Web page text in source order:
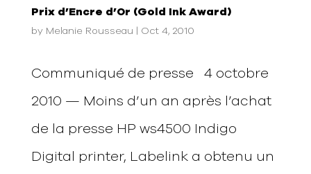
Prix d’Encre d’Or (Gold Ink Award)
by Melanie Rousseau Oct 4, 2010
Communiqué de presse 4 octobre
2010 — Moins d’un an après l’achat
de la presse HP ws4500 Indigo
Digital printer, Labelink a obtenu un